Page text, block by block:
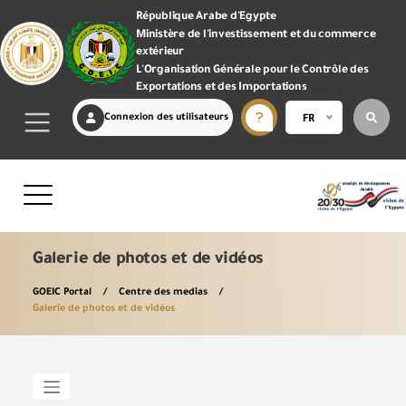
République Arabe d'Egypte
Ministère de l'investissement et du commerce
extérieur
L'Organisation Générale pour le Contrôle des
Exportations et des Importations
Connexion des utilisateurs FR
Galerie de photos et de vidéos
GOEIC Portal
Centre des medias
Galerie de photos et de vidéos